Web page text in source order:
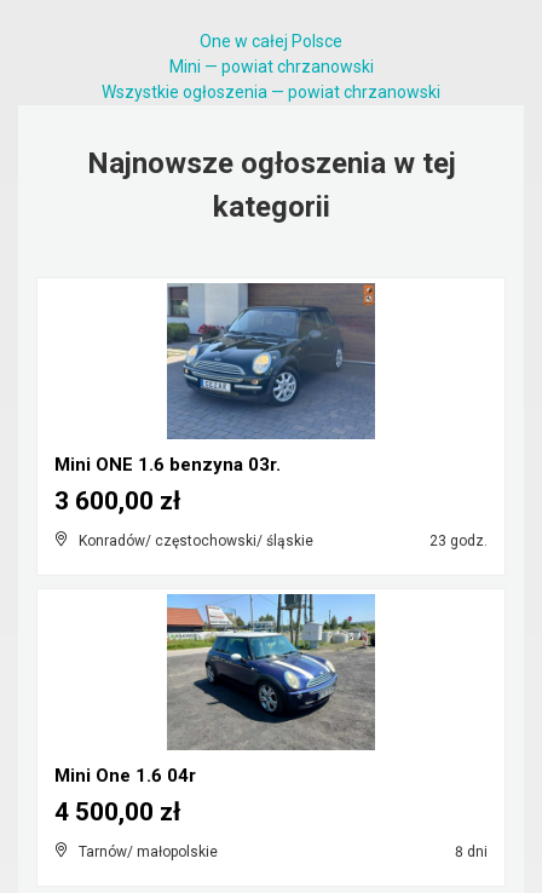
One w całej Polsce
Mini — powiat chrzanowski
Wszystkie ogłoszenia — powiat chrzanowski
Najnowsze ogłoszenia w tej
kategorii
Mini ONE 1.6 benzyna 03r.
Konradów/ częstochowski/ śląskie 23 godz.
3 600,00 zł
Mini One 1.6 04r
Tarnów/ małopolskie 8 dni
4 500,00 zł